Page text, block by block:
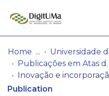
Communities
& Collections
Log
In(current)
Home
Universidade
Publicações
Publication